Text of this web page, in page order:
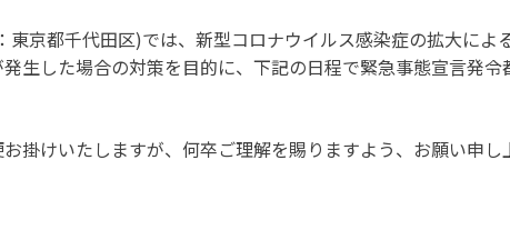
京都千代田区)では、新型コロナウイルス感染症の拡大によ
生した場合の対策を目的に、下記の日程で緊急事態宣言発
掛けいたしますが、何卒ご理解を賜りますよう、お願い申し